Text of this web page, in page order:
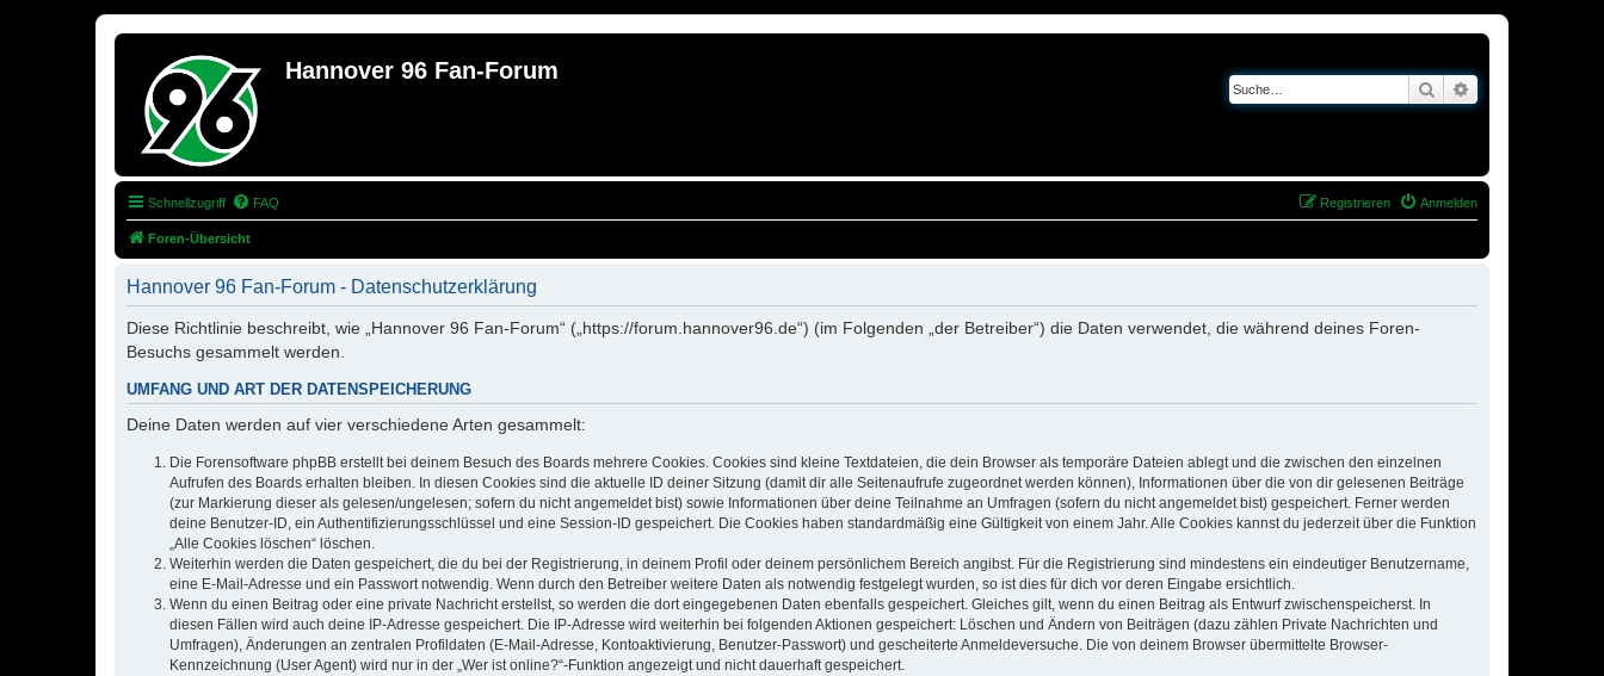
Hannover 96 Fan-Forum
Suche
Schnellzugriff FAQ Anmelden
Registrieren
Foren-Übersicht
Hannover 96 Fan-Forum - Datenschutzerklärung
Diese Richtlinie beschreibt, wie „Hannover 96 Fan-Forum“ („https://forum.hannover96.de“) (im Folgenden „der Betreiber“) die Daten verwendet, die während deines Foren-
Besuchs gesammelt werden.
UMFANG UND ART DER DATENSPEICHERUNG
Deine Daten werden auf vier verschiedene Arten gesammelt:
Die Forensoftware phpBB erstellt bei deinem Besuch des Boards mehrere Cookies. Cookies sind kleine Textdateien, die dein Browser als temporäre Dateien ablegt und die zwischen den einzelnen
Aufrufen des Boards erhalten bleiben. In diesen Cookies sind die aktuelle ID deiner Sitzung (damit dir alle Seitenaufrufe zugeordnet werden können), Informationen über die von dir gelesenen Beiträge
(zur Markierung dieser als gelesen/ungelesen; sofern du nicht angemeldet bist) sowie Informationen über deine Teilnahme an Umfragen (sofern du nicht angemeldet bist) gespeichert. Ferner werden
deine Benutzer-ID, ein Authentifizierungsschlüssel und eine Session-ID gespeichert. Die Cookies haben standardmäßig eine Gültigkeit von einem Jahr. Alle Cookies kannst du jederzeit über die Funktion
„Alle Cookies löschen“ löschen.
Weiterhin werden die Daten gespeichert, die du bei der Registrierung, in deinem Profil oder deinem persönlichem Bereich angibst. Für die Registrierung sind mindestens ein eindeutiger Benutzername,
eine E-Mail-Adresse und ein Passwort notwendig. Wenn durch den Betreiber weitere Daten als notwendig festgelegt wurden, so ist dies für dich vor deren Eingabe ersichtlich.
Wenn du einen Beitrag oder eine private Nachricht erstellst, so werden die dort eingegebenen Daten ebenfalls gespeichert. Gleiches gilt, wenn du einen Beitrag als Entwurf zwischenspeicherst. In
diesen Fällen wird auch deine IP-Adresse gespeichert. Die IP-Adresse wird weiterhin bei folgenden Aktionen gespeichert: Löschen und Ändern von Beiträgen (dazu zählen Private Nachrichten und
Umfragen), Änderungen an zentralen Profildaten (E-Mail-Adresse, Kontoaktivierung, Benutzer-Passwort) und gescheiterte Anmeldeversuche. Die von deinem Browser übermittelte Browser-
Kennzeichnung (User Agent) wird nur in der „Wer ist online?“-Funktion angezeigt und nicht dauerhaft gespeichert.